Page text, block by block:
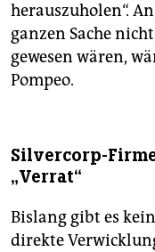
herauszuholen“.
ganzen Sache
gewesen wären,
Pompeo.
Silvercorp-
„Verrat“
Bislang gibt es
direkte